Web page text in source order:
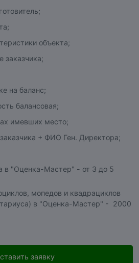
объекта;
заказчика;
на баланс;
балансовая;
имевших место;
+ ФИО Ген. Директора;
в "Оценка-Мастер" - от 3 до 5
мопедов и квадрациклов
в "Оценка-Мастер" - 2000
заявку